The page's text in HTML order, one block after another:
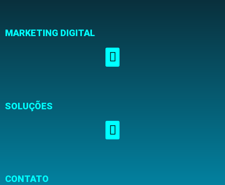
MARKETING DIGITAL
SOLUÇÕES
CONTATO